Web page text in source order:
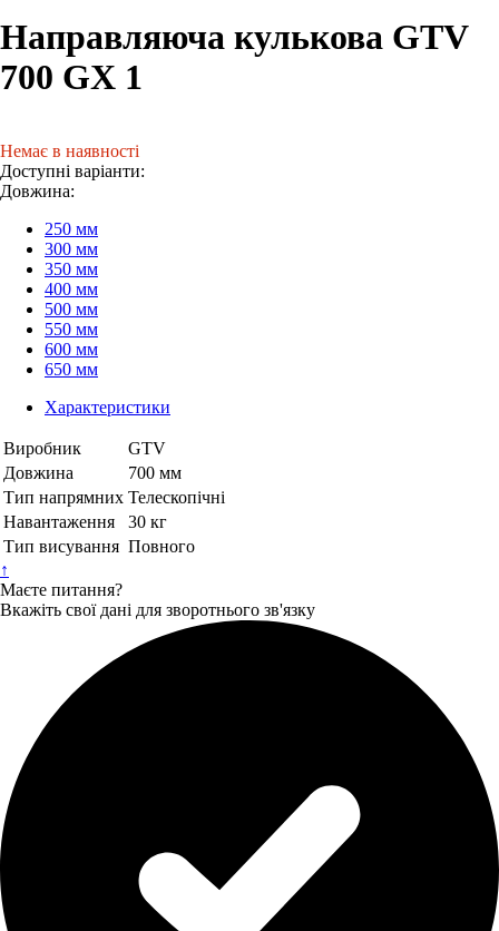
Направляюча кулькова GTV
700 GX 1
Немає в наявності
Доступні варіанти:
Довжина:
250 мм
300 мм
350 мм
400 мм
500 мм
550 мм
600 мм
650 мм
Характеристики
Виробник
GTV
Довжина
700 мм
Тип напрямних Телескопічні
Навантаження
30 кг
Тип висування Повного
↑
Маєте питання?
Вкажіть свої дані для зворотнього зв'язку